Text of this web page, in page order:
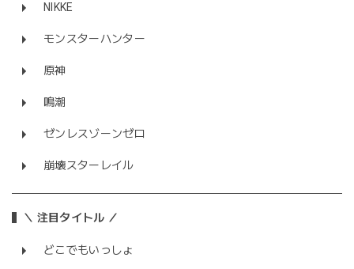
NIKKE
モンスターハンター
原神
鳴潮
ゼンレスゾーンゼロ
崩壊スターレイル
＼ 注目タイトル ／
どこでもいっしょ